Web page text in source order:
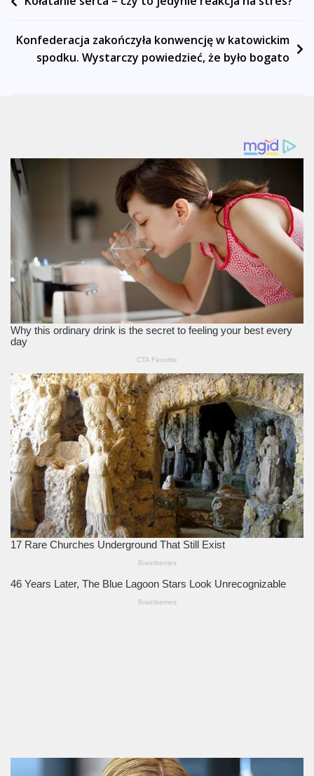
Konfederacja zakończyła konwencję w katowickim
spodku. Wystarczy powiedzieć, że było bogato